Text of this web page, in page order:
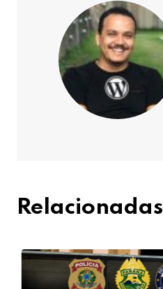
Relacionadas